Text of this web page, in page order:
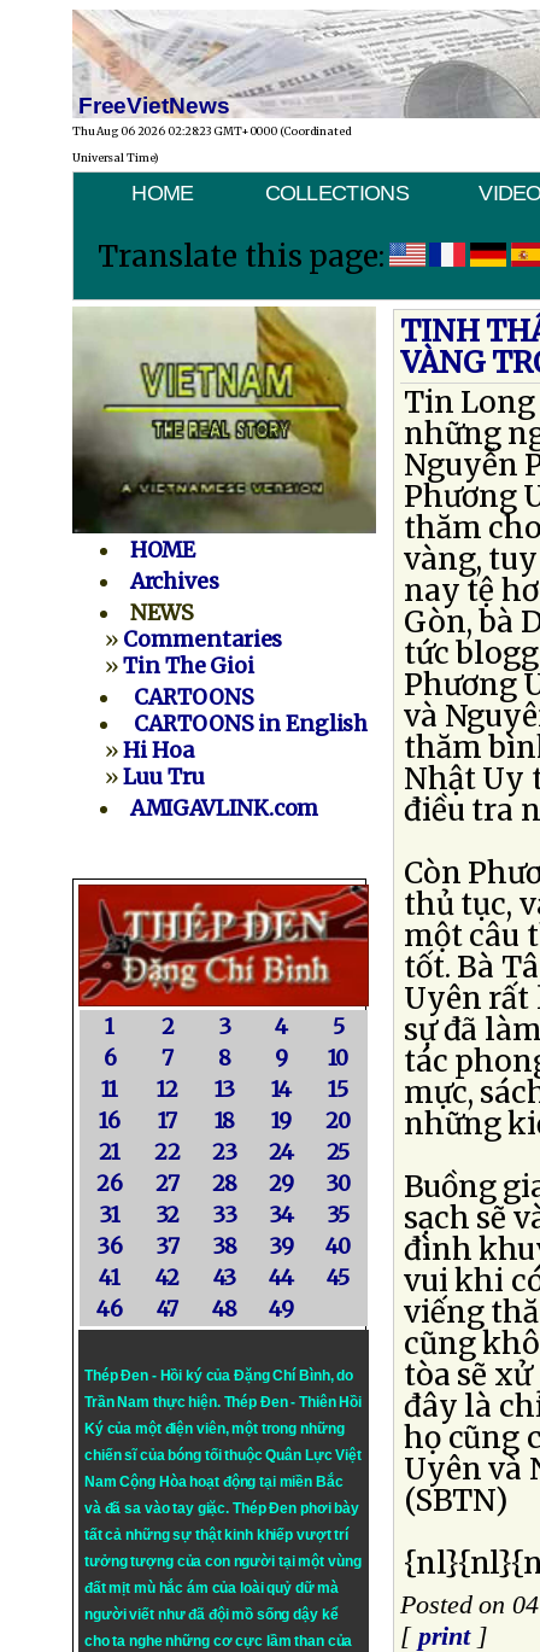
FreeVietNews
Thu Aug 06 2026 02:28:23 GMT+0000 (Coordinated
Universal Time)
HOME COLLECTIONS
Translate this page:
HOME
Archives
NEWS
» Commentaries
»Tin The Gioi
CARTOONS
CARTOONS in English
»Hi Hoa
»Luu Tru
AMIGAVLINK.com
1 2 3 4
5
6
7 8 9
10
11
12 13 14
15
16
17 18 19
20
21
22 23 24
25
26
27 28 29
30
31
32 33 34
35
36
37 38 39
40
41
42 43 44
45
46
47 48 49
Thép Đen - Hồi ký của Đặng Chí Bình, do
Trần Nam thực hiện. Thép Đen- Thiên Hồi
Ký của một điện viên, một trong những
chiến sĩ của bóng tối thuộc Quân Lực Việt
Nam Cộng Hòa hoạt động tại miền Bắc
và đã sa vào tay giặc. Thép Đen phơi bày
tất cả những sự thật kinh khiếp vượt trí
tưởng tượng của con người tại một vùng
đất mịt mù hắc ám của loài quỷ dữ mà
người viết như đã đội mồ sống dậy kể
cho ta nghe những cơ cực lầm than của
TINH
VÀNG
Tin Long
những
Nguyễn
Phương
thăm
vàng,
nay tệ
Gòn, bà
tức
Phương
và
thăm
Nhật Uy
điều tra
Còn
thủ tục,
một câu
tốt. Bà
Uyên rất
sự đã
tác
mực,
những
Buồng
sạch sẽ
đình
vui khi
viếng
cũng
tòa sẽ
đây là
họ cũng
Uyên và
(SBTN)
Posted on
[ print]